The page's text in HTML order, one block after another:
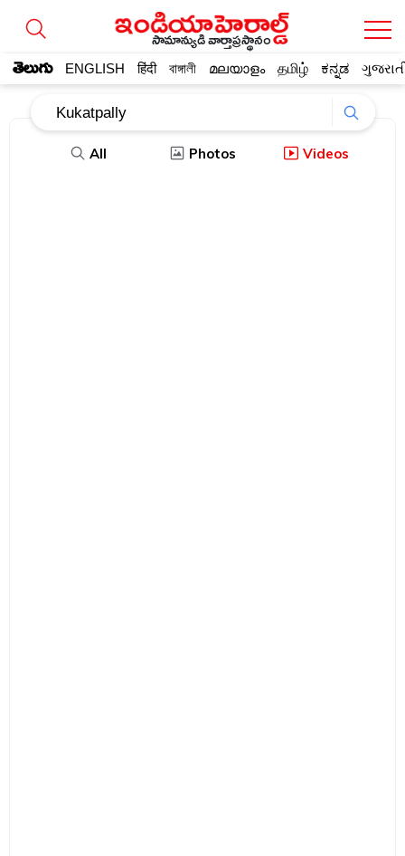
సామాన్యుడి వార్తాప్రస్థానం
తెలుగు ENGLISH हिंदी বাঙ্গালী മലയാളം தமிழ் ಕನ್ನಡ
All Photos Videos